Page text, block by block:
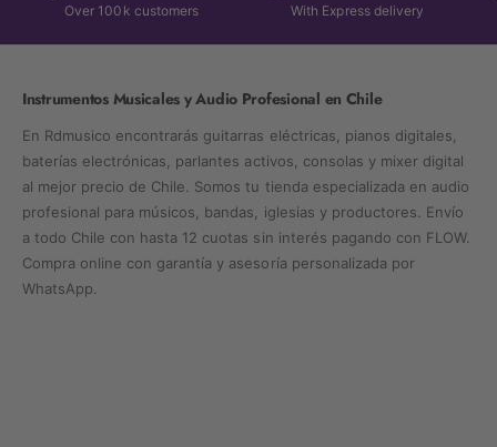
Over 100k customers
With Express delivery
Instrumentos Musicales y Audio Profesional en Chile
En Rdmusico encontrarás guitarras eléctricas, pianos digitales,
baterías electrónicas, parlantes activos, consolas y mixer digital
al mejor precio de Chile. Somos tu tienda especializada en audio
profesional para músicos, bandas, iglesias y productores. Envío
a todo Chile con hasta 12 cuotas sin interés pagando con FLOW.
Compra online con garantía y asesoría personalizada por
WhatsApp.